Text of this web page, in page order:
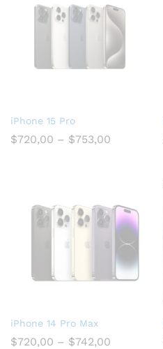
iPhone 15 Pro
$720,00 – $753,00
iPhone 14 Pro Max
$720,00 – $742,00